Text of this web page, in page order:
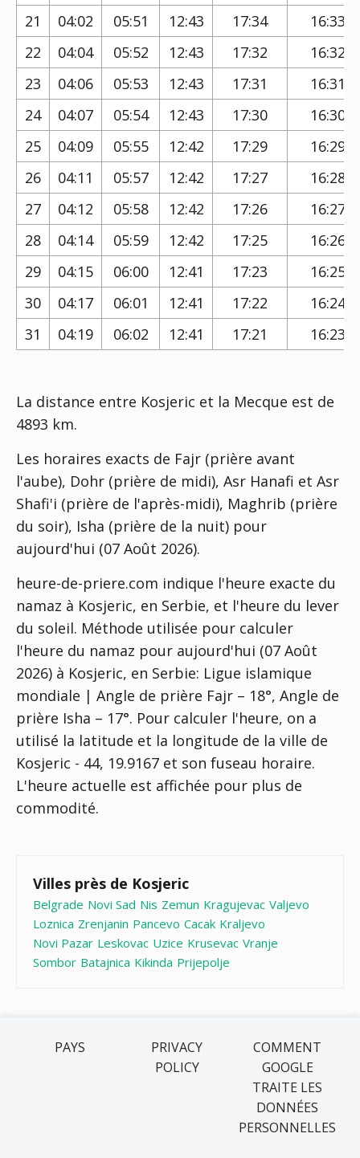
21
04:02 05:51 12:43 17:34
16:33
22
04:04 05:52 12:43 17:32
16:32
23
04:06 05:53 12:43 17:31
16:31
24
04:07 05:54 12:43 17:30
16:30
25
04:09 05:55 12:42 17:29
16:29
26
04:11 05:57 12:42 17:27
16:28
27
04:12 05:58 12:42 17:26
16:27
28
04:14 05:59 12:42 17:25
16:26
29
04:15 06:00 12:41 17:23
16:25
30
04:17 06:01 12:41 17:22
16:24
31
04:19 06:02 12:41 17:21 16:23
La distance entre Kosjeric et la Mecque est de
4893 km.
Les horaires exacts de Fajr (prière avant
l'aube), Dohr (prière de midi), Asr Hanafi et Asr
Shafi'i (prière de l'après-midi), Maghrib (prière
du soir), Isha (prière de la nuit) pour
aujourd'hui (07 Août 2026).
heure-de-priere.com indique l'heure exacte du
namaz à Kosjeric, en Serbie, et l'heure du lever
du soleil. Méthode utilisée pour calculer
l'heure du namaz pour aujourd'hui (07 Août
2026) à Kosjeric, en Serbie: Ligue islamique
mondiale | Angle de prière Fajr – 18°, Angle de
prière Isha – 17°. Pour calculer l'heure, on a
utilisé la latitude et la longitude de la ville de
Kosjeric - 44, 19.9167 et son fuseau horaire.
L'heure actuelle est affichée pour plus de
commodité.
Villes près de Kosjeric
Belgrade Novi Sad Nis Zemun Kragujevac Valjevo
Loznica Zrenjanin Pancevo Cacak Kraljevo
Novi Pazar Leskovac Uzice Krusevac Vranje
Sombor Batajnica Kikinda Prijepolje
PAYS
PRIVACY
POLICY
COMMENT
GOOGLE
TRAITE LES
DONNÉES
PERSONNELLES